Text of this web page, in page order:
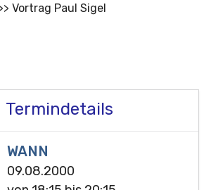
Vortrag Paul Sigel
Termindetails
WANN
09.08.2000